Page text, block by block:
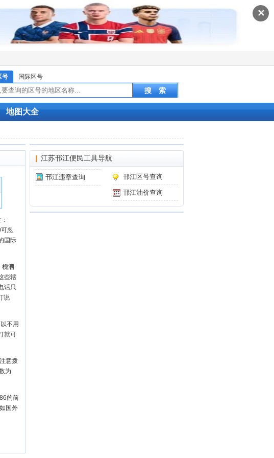
✕
号 国际区号
地图大全
忽
国际
槐泗
些辖
话只
说
不用
就可
意拨
为
的前
国外
江苏邗江便民工具导航
邗江区号查询
邗江违章查询
邗江油价查询